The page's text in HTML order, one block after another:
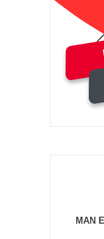
MAN